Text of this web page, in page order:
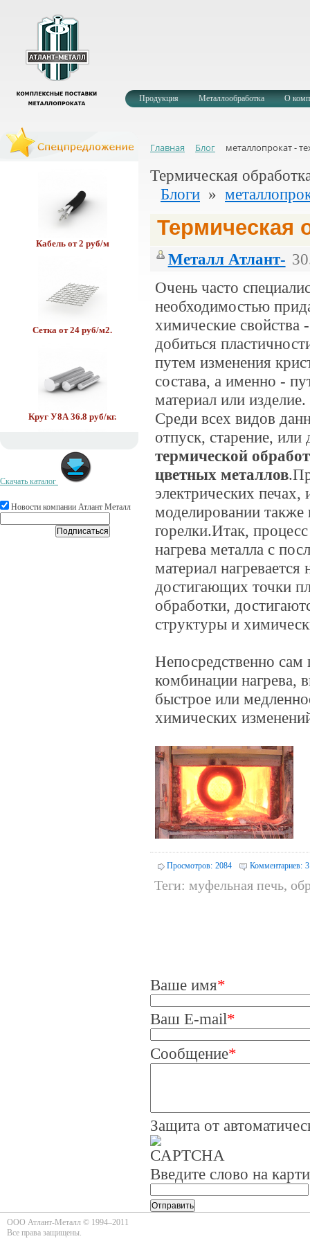
Продукция Металлообработка О
Профлист оц. 256 руб/м
Уголок оц. 60.40 руб/кг.
Кабель от 2 руб/м
Сетка от 24 руб/м2.
Круг У8А 36.8 руб/кг.
Труба в ВУС 400 руб/м.
Скачать каталог
Новости компании Атлант Металл
Главная Блог металлопрокат -
Термическая
Блоги »
Термическая
Металл Атлант-
Очень часто
необходимостью
химические свойства
добиться
путем изменения
состава, а именно -
материал или изделие.
Среди всех видов
отпуск, старение, или
термической
цветных металлов
электрических
моделировании также
горелки.Итак,
нагрева металла с
материал
достигающих точки
обработки,
структуры и
Непосредственно сам
комбинации нагрева,
быстрое или
химических
Просмотров: 2084 Комментариев: 3
Теги:муфельная печь,
Ваше имя*
Ваш E-mail*
Сообщение*
Защита от
Введите слово на
ООО Атлант-Металл © 1994–2011
Все права защищены.